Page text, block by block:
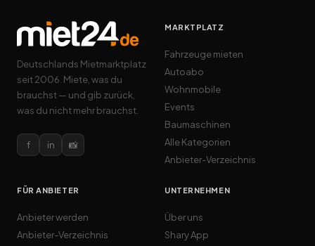
Deutschlands Mietmarktplatz
seit 2006. Miete, was du
brauchst — und gib zurück,
was du nicht mehr brauchst.
f in 📸
MARKTPLATZ
Fahrzeuge mieten
Autoabo
Wohnmobile
Events
Baumaschinen
Alle Kategorien
Anbieter-Verzeichnis
FÜR ANBIETER
Anbieter werden
Anbieter-Verzeichnis
UNTERNEHMEN
Über uns
Shary App